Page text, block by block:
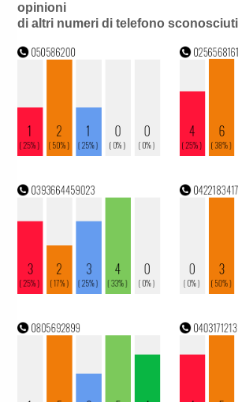
opinioni
di altri numeri di telefono sconosciuti